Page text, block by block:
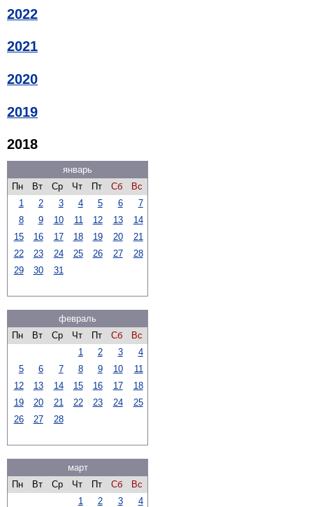
2022
2021
2020
2019
2018
январь
Пн
Вт Ср Чт Пт Сб
Вс
1
2 3 4 5 6
7
8
9 10 11 12 13
14
15
16 17 18 19 20
21
22
23 24 25 26 27
28
29
30 31
февраль
Пн
Вт Ср Чт Пт Сб
Вс
1
2 3
4
5
6 7 8 9 10
11
12
13 14 15 16 17
18
19
20 21 22 23 24
25
26
27 28
март
Пн
Вт Ср Чт Пт Сб
Вс
1
2 3
4